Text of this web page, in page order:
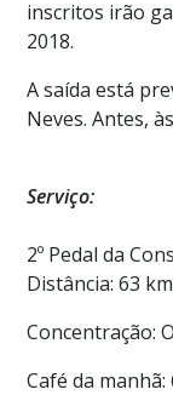
inscritos irão
2018.
A saída está
Neves. Antes,
Serviço:
2º Pedal da
Distância: 63 km
Concentração:
Café da manhã: